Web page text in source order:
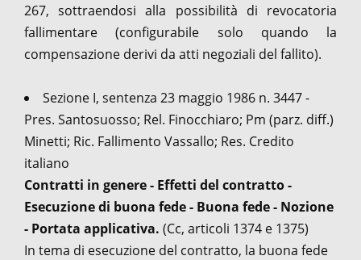
267, sottraendosi alla possibilità di revocatoria
fallimentare (configurabile solo quando la
compensazione derivi da atti negoziali del fallito).
Sezione I, sentenza 23 maggio 1986 n. 3447 -
Pres. Santosuosso; Rel. Finocchiaro; Pm (parz. diff.)
Minetti; Ric. Fallimento Vassallo; Res. Credito
italiano
Contratti in genere - Effetti del contratto -
Esecuzione di buona fede - Buona fede - Nozione
- Portata applicativa. (Cc, articoli 1374 e 1375)
In tema di esecuzione del contratto, la buona fede